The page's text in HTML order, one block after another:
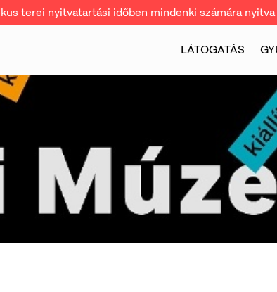
terei nyitvatartási időben mindenki számára nyitva
LÁTOGATÁS